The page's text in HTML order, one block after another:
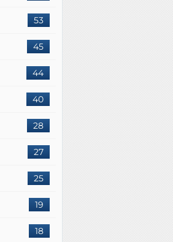
53
45
44
40
28
27
25
19
18